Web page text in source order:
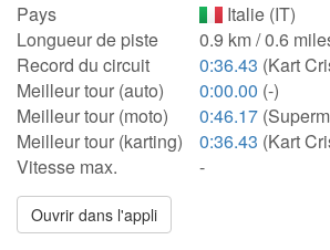
Pays
Italie (IT)
Longueur de piste
0.9 km / 0.6
Record du circuit
0:36.43 (Kart
Meilleur tour (auto)
0:00.00 (-)
Meilleur tour (moto)
0:46.17
Meilleur tour (karting)
0:36.43 (Kart
Vitesse max.
-
Ouvrir dans l'appli